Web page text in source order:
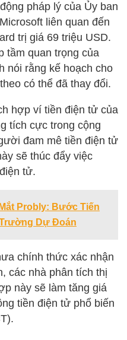
pháp lý của Ủy ban
liên quan đến
trị giá 69 triệu USD.
tầm quan trọng của
nói rằng kế hoạch cho
có thể đã thay đổi.
hợp ví tiền điện tử của
tích cực trong cộng
đam mê tiền điện tử
sẽ thúc đẩy việc
tử.
Probly: Bước Tiến
Dự Đoán
chính thức xác nhận
các nhà phân tích thị
này sẽ làm tăng giá
tiền điện tử phổ biến